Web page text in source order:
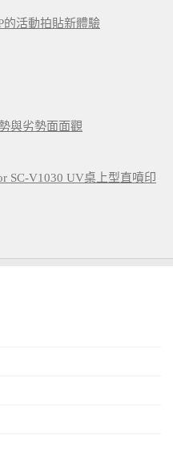
的活動拍貼新體驗
與劣勢面面觀
SC-V1030 UV桌上型直噴印